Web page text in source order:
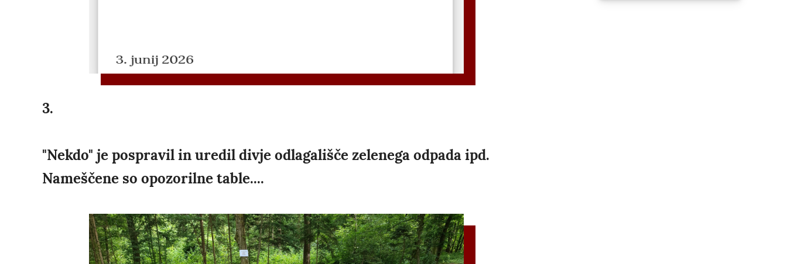
3.
"Nekdo" je pospravil in uredil divje odlagališče zelenega odpada ipd.
Nameščene so opozorilne table....